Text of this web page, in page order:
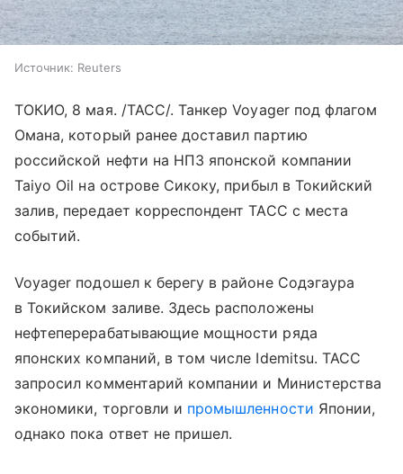
Источник: Reuters
ТОКИО, 8 мая. /ТАСС/. Танкер Voyager под флагом
Омана, который ранее доставил партию
российской нефти на НПЗ японской компании
Taiyo Oil на острове Сикоку, прибыл в Токийский
залив, передает корреспондент ТАСС с места
событий.
Voyager подошел к берегу в районе Содэгаура
в Токийском заливе. Здесь расположены
нефтеперерабатывающие мощности ряда
японских компаний, в том числе Idemitsu. ТАСС
запросил комментарий компании и Министерства
экономики, торговли и промышленности Японии,
однако пока ответ не пришел.